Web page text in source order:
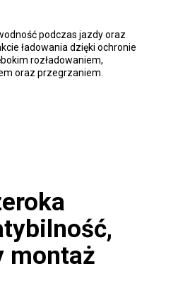
podczas jazdy oraz
ładowania dzięki ochronie
rozładowaniem,
oraz przegrzaniem.
montaż